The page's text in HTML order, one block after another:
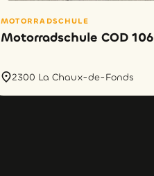
MOTORRADSCHULE
Motorradschule COD 106
2300 La Chaux-de-Fonds